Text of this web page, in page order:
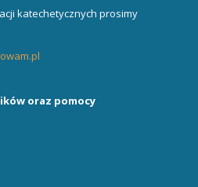
katechetycznych prosimy
oraz pomocy